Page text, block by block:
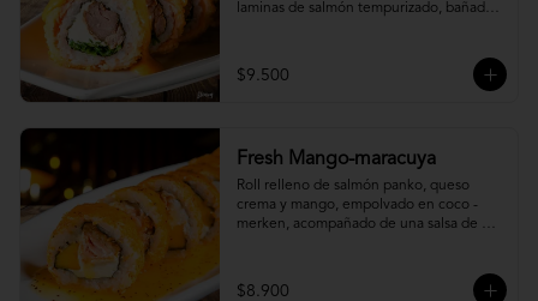
laminas de salmón tempurizado, bañada
$9.500
Fresh Mango-maracuya
Roll relleno de salmón panko, queso
crema y mango, empolvado en coco -
merken, acompañado de una salsa de
$8.900